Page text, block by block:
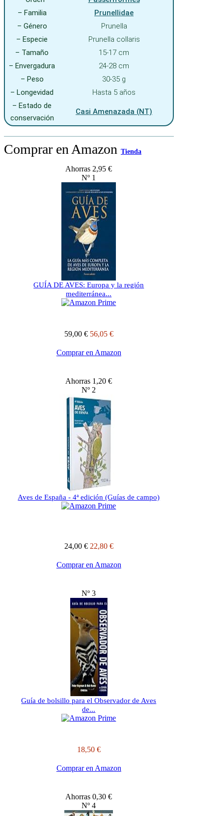
– Familia
Prunellidae
– Género
Prunella
– Especie
Prunella collaris
– Tamaño
15-17 cm
– Envergadura
24-28 cm
– Peso
30-35 g
– Longevidad
Hasta 5 años
– Estado de
conservación
Casi Amenazada (NT)
Comprar en Amazon Tienda
Ahorras 2,95 €
Nº 1
GUÍA DE AVES: Europa y la región
mediterránea...
59,00 € 56,05 €
Comprar en Amazon
Ahorras 1,20 €
Nº 2
Aves de España - 4ª edición (Guías de campo)
24,00 € 22,80 €
Comprar en Amazon
Nº 3
Guía de bolsillo para el Observador de Aves
de...
18,50 €
Comprar en Amazon
Ahorras 0,30 €
Nº 4